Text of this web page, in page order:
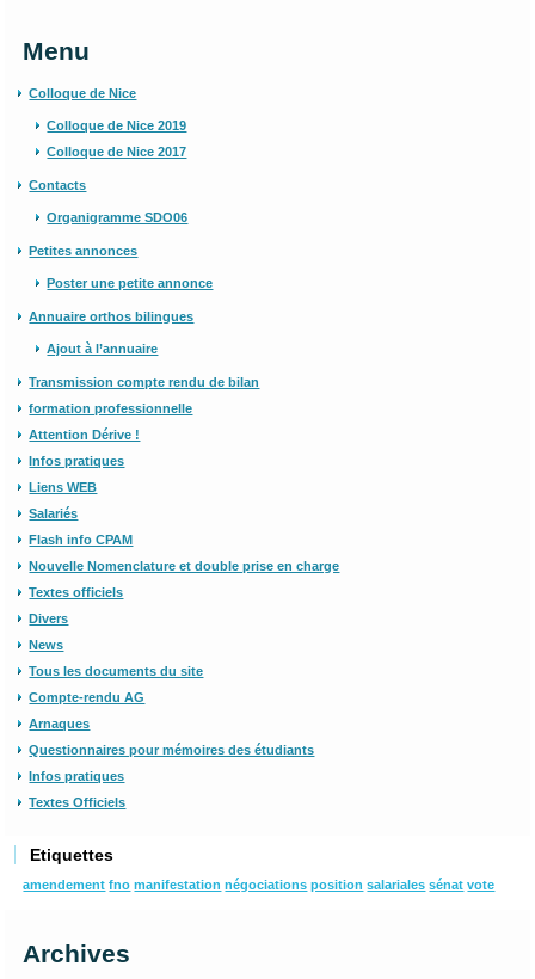
Menu
Colloque de Nice
Colloque de Nice 2019
Colloque de Nice 2017
Contacts
Organigramme SDO06
Petites annonces
Poster une petite annonce
Annuaire orthos bilingues
Ajout à l’annuaire
Transmission compte rendu de bilan
formation professionnelle
Attention Dérive !
Infos pratiques
Liens WEB
Salariés
Flash info CPAM
Nouvelle Nomenclature et double prise en charge
Textes officiels
Divers
News
Tous les documents du site
Compte-rendu AG
Arnaques
Questionnaires pour mémoires des étudiants
Infos pratiques
Textes Officiels
Etiquettes
amendement fno manifestation négociations position salariales sénat vote
Archives